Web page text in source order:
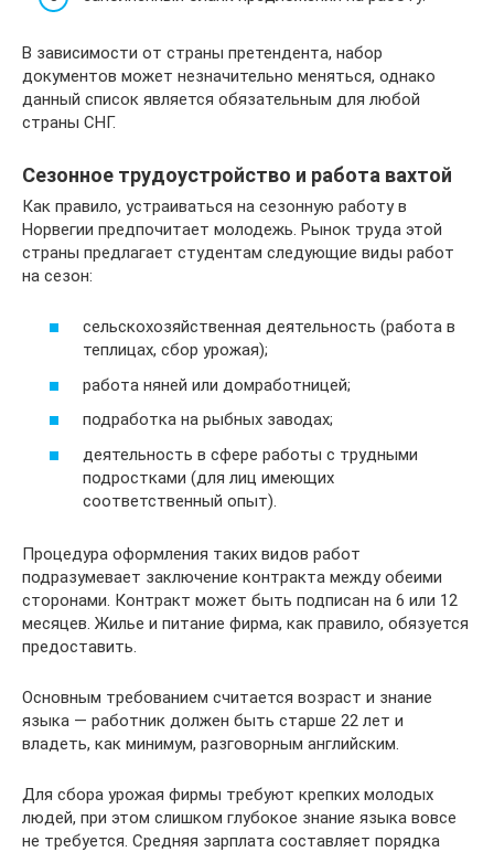
В зависимости от страны претендента, набор
документов может незначительно меняться, однако
данный список является обязательным для любой
страны СНГ.
Сезонное трудоустройство и работа вахтой
Как правило, устраиваться на сезонную работу в
Норвегии предпочитает молодежь. Рынок труда этой
страны предлагает студентам следующие виды работ
на сезон:
сельскохозяйственная деятельность (работа в
теплицах, сбор урожая);
работа няней или домработницей;
подработка на рыбных заводах;
деятельность в сфере работы с трудными
подростками (для лиц имеющих
соответственный опыт).
Процедура оформления таких видов работ
подразумевает заключение контракта между обеими
сторонами. Контракт может быть подписан на 6 или 12
месяцев. Жилье и питание фирма, как правило, обязуется
предоставить.
Основным требованием считается возраст и знание
языка — работник должен быть старше 22 лет и
владеть, как минимум, разговорным английским.
Для сбора урожая фирмы требуют крепких молодых
людей, при этом слишком глубокое знание языка вовсе
не требуется. Средняя зарплата составляет порядка